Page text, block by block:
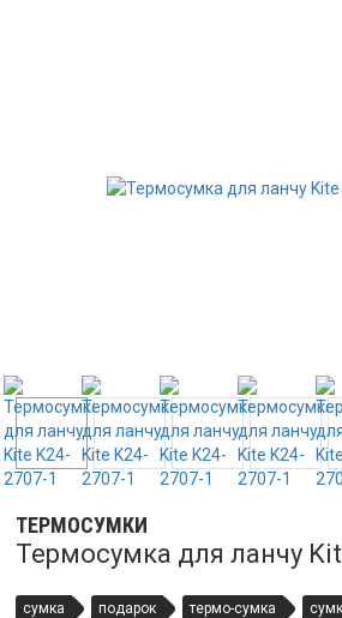
ТЕРМОСУМКИ
Термосумка для ланчу
сумка подарок термо-сумка